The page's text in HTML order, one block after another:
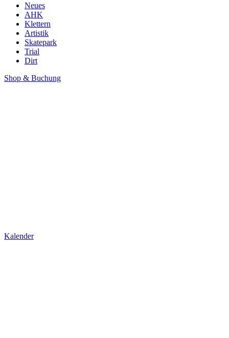
Neues
AHK
Klettern
Artistik
Skatepark
Trial
Dirt
Shop & Buchung
Kalender